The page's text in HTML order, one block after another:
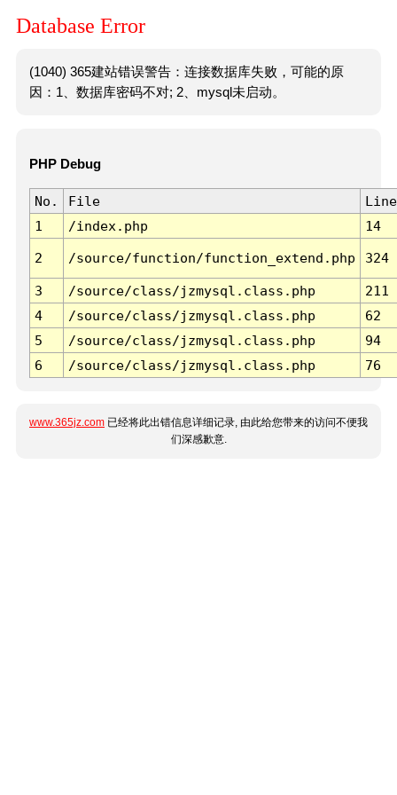
Database Error
(1040) 365建站错误警告：连接数据库失败，可能的原
因：1、数据库密码不对; 2、mysql未启动。
PHP Debug
No. File
Line
1
/index.php 14
2 /source/function/function_extend.php 324
3 /source/class/jzmysql.class.php
211
4
/source/class/jzmysql.class.php
62
5
/source/class/jzmysql.class.php
94
6
/source/class/jzmysql.class.php 76
www.365jz.com 已经将此出错信息详细记录, 由此给您带来的访问不便我
们深感歉意.